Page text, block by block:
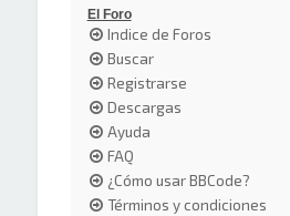
El Foro
Indice de Foros
Buscar
Registrarse
Descargas
Ayuda
FAQ
¿Cómo usar BBCode?
Términos y condiciones